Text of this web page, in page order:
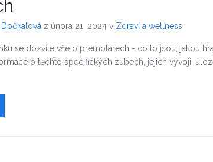
Dočkalová z února 21, 2024 v Zdraví a wellness
se dozvíte vše o premolárech - co to jsou, jakou
o těchto specifických zubech, jejich vývoji,